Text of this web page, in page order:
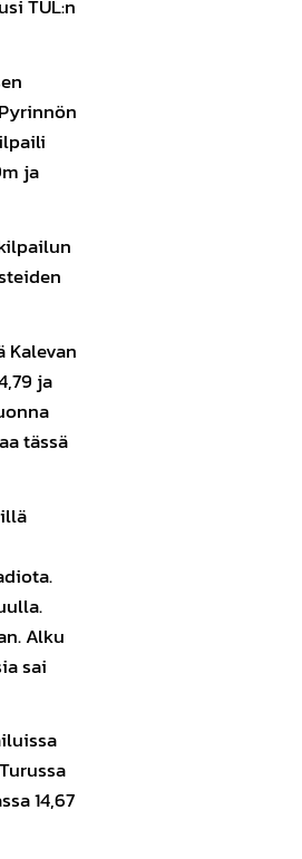
TUL:n
ja
Kalevan
ja
tässä
Alku
sai
14,67